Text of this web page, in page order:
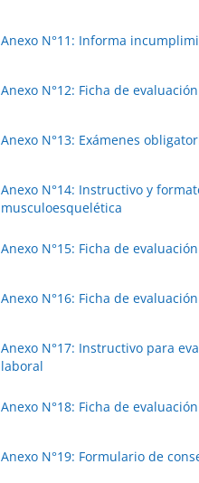
Anexo N°11: Informa
Anexo N°12: Ficha de
Anexo N°13: Exámenes
Anexo N°14: Instructivo y
musculoesquelética
Anexo N°15: Ficha de
Anexo N°16: Ficha de
Anexo N°17: Instructivo para
laboral
Anexo N°18: Ficha de
Anexo N°19: Formulario de